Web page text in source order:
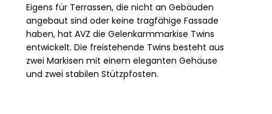
Eigens für Terrassen, die nicht an Gebäuden
angebaut sind oder keine tragfähige Fassade
haben, hat AVZ die Gelenkarmmarkise Twins
entwickelt. Die freistehende Twins besteht aus
zwei Markisen mit einem eleganten Gehäuse
und zwei stabilen Stützpfosten.